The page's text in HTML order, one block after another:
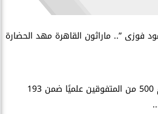
فوزى ”.. ماراثون القاهرة مهد الحضارة
تكريم 500 من المتفوقين علميًا ضمن 193